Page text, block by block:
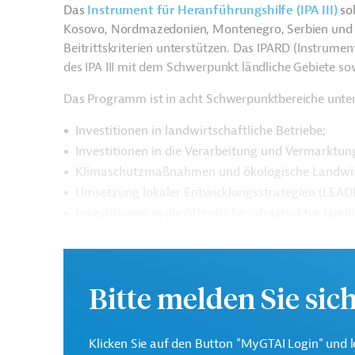
Das Instrument für Heranführungshilfe (IPA III)
Kosovo, Nordmazedonien, Montenegro, Serbien
Beitrittskriterien unterstützen. Das IPARD
des IPA III mit dem Schwerpunkt ländliche Gebiete
Das Programm ist in acht Schwerpunktbereiche
Investitionen in landwirtschaftliche Betriebe;
Investitionen in die Verarbeitung und
Klimaschutzmaßnahmen und ökologische
Umsetzung lokaler Entwicklungsstrategien
Weitere Informationen zum Programm zur
Bitte melden Sie
Klicken Sie auf den Button "MyGTAI Login" und